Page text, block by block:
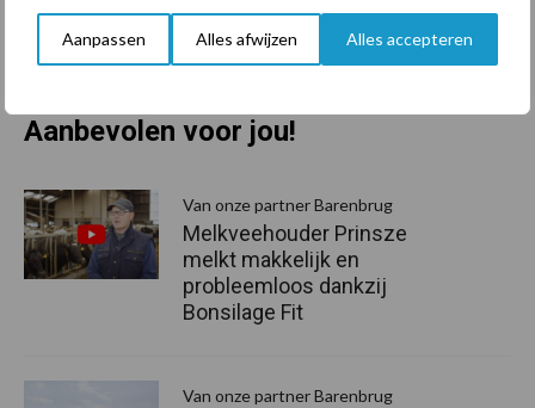
Aanpassen Alles afwijzen Alles accepteren
maken met doorgeschoten gras? Kuil dan wat natter in en
gebruikBonsilage Plus
als inkuilmiddel om de verteerbaarheid van
Aanbevolen voor jou!
Van onze partner Barenbrug
Melkveehouder Prinsze
melkt makkelijk en
probleemloos dankzij
Bonsilage Fit
Van onze partner Barenbrug